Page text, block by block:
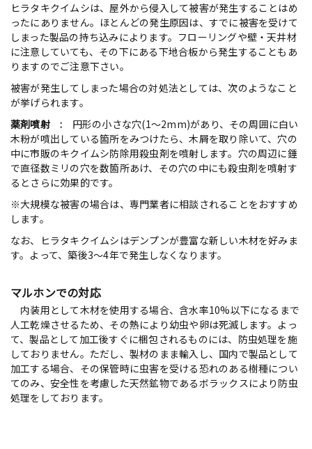
ヒラタキクイムシは、屋外から侵入して被害が発生することはめ
ったにありません。ほとんどの発生原因は、すでに被害を受けて
しまった製品の持ち込みによります。フローリングや壁・天井材
に注意していても、その下にある下地合板から発生することもあ
りますのでご注意下さい。
被害が発生してしまった場合の対処法としては、次のようなこと
が挙げられます。
薬剤噴射 : 円形の小さな穴(1〜2mm)があり、その周囲に白い
木粉が噴出している箇所をみつけたら、木屑を取り除いて、穴の
中に市販のキクイムシ防除用殺虫剤を噴射します。穴の周辺に錘
で直径数ミリの穴を数箇所あけ、その穴の中にも殺虫剤を噴射す
るとさらに効果的です。
※大規模な被害の場合は、専門業者に相談されることをおすすめ
します。
なお、ヒラタキクイムシはデンプンが豊富な新しい木材を好みま
す。よって、築後3〜4年で発生しなくなります。
マルホンでの対応
内装用として木材を使用する場合、含水率10%以下になるまで
人工乾燥させるため、その熱により幼虫や卵は死滅します。よっ
て、製品として加工後すぐに梱包されるものには、防虫処理を施
しておりません。ただし、製材のまま輸入し、国内で製品として
加工する場合、その保管時に虫害を受ける恐れのある樹種につい
てのみ、安全性を考慮した天然鉱物であるボラックスにより防虫
処理をしております。